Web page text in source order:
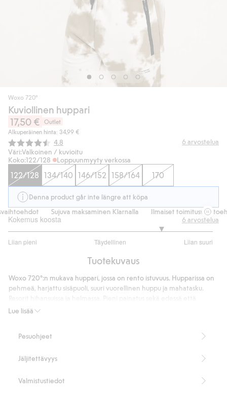
Woxo 720°
Kuviollinen huppari
17,50 €
Outlet
Alkuperäinen hinta: 34,99 €
Keskimääräinen luokitus:
4.8 6 arvostelua
Väri:Valkoinen / kuvioitu
Koko:122/128 Loppuunmyyty verkossa
122/128 134/140 146/152 158/164 170
Denna product går inte längre att köpa
Sujuva maksaminen Klarnalla Ilmaiset
Kokemus koosta
Liian pieni Täydellinen Liian suuri
/
ääneen
6 arvostelua
Tuotekuvaus
Lue lisää
Woxo 720°:n mukava huppari, jossa on rento istuvuus. Hupparissa on
pehmeä, harjattu sisäpuoli, suuri vuorellinen huppu ja mahatasku.
takana.
Pesuohjeet
Jäljitettävyys
Valmistustiedot